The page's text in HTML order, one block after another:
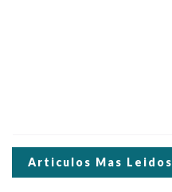
Articulos Mas Leidos